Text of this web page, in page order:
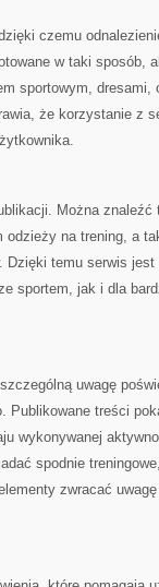
czemu
w taki sposób,
sportowym,
że korzystanie z
Można
na trening, a
Dzięki temu serwis
sportem, jak i dla
uwagę
Publikowane treści
wykonywanej
spodnie
zwracać